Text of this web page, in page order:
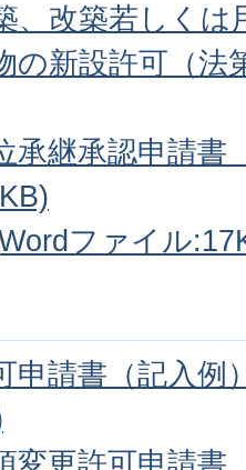
、改築若しくは
の新設許可（法
承継承認申請書
ファイル
申請書（記入例
変更許可申請書